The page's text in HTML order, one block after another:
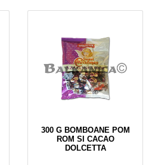
300 G BOMBOANE POM
ROM SI CACAO
DOLCETTA